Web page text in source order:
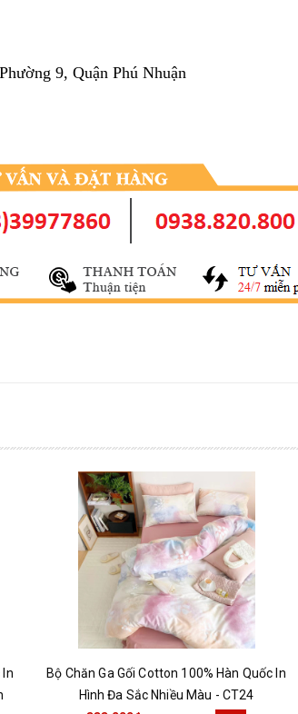
9, Quận Phú Nhuận
In
Bộ Chăn Ga Gối Cotton 100% Hàn Quốc In
Hình Đa Sắc Nhiều Màu - CT24